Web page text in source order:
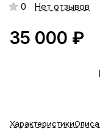
0 Нет отзывов
35 000 ₽
Характеристики